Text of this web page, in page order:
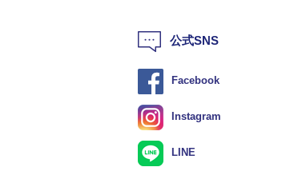
公式SNS
Facebook
Instagram
LINE